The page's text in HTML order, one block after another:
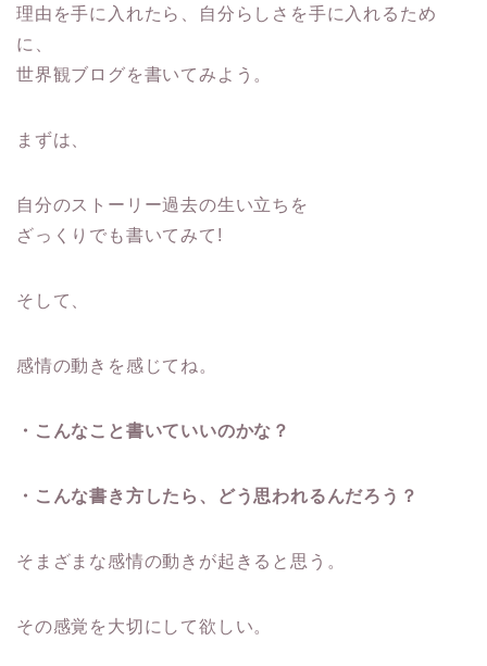
理由を手に入れたら、自分らしさを手に入れるため
に、
世界観ブログを書いてみよう。
まずは、
自分のストーリー過去の生い立ちを
ざっくりでも書いてみて!
そして、
感情の動きを感じてね。
・こんなこと書いていいのかな？
・こんな書き方したら、どう思われるんだろう？
そまざまな感情の動きが起きると思う。
その感覚を大切にして欲しい。